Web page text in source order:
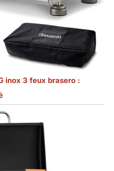
inox 3 feux brasero :